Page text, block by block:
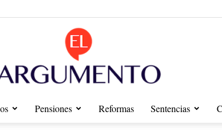
Pensiones Reformas Sentencias